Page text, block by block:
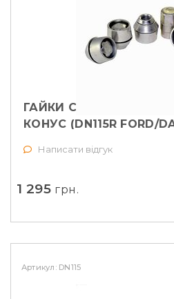
ГАЙКИ СЕКРЕТНІ
КОНУС (DN115R FORD/
Написати відгук
1 295 грн.
Артикул: DN115